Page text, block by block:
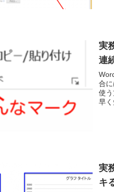
実
連
合
使
早
実
キ